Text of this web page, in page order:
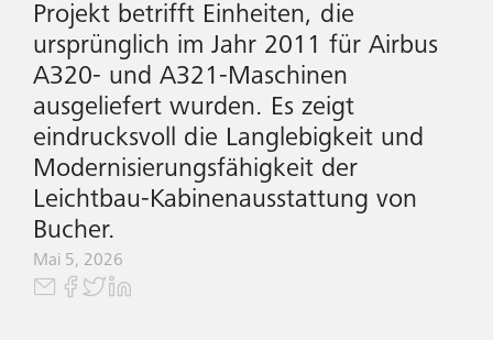
Projekt betrifft Einheiten, die
ursprünglich im Jahr 2011 für Airbus
A320- und A321-Maschinen
ausgeliefert wurden. Es zeigt
eindrucksvoll die Langlebigkeit und
Modernisierungsfähigkeit der
Leichtbau-Kabinenausstattung von
Bucher.
Mai 5, 2026